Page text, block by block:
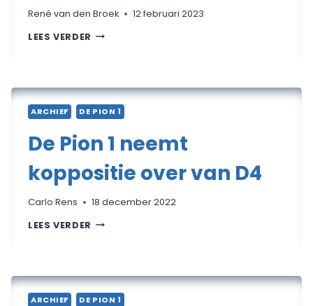
René van den Broek
12 februari 2023
LEES VERDER DE
ARCHIEF DE PION 1
De Pion 1 neemt
koppositie over van D4
Carlo Rens
18 december 2022
LEES VERDER DE
VAN
D4
ARCHIEF DE PION 1